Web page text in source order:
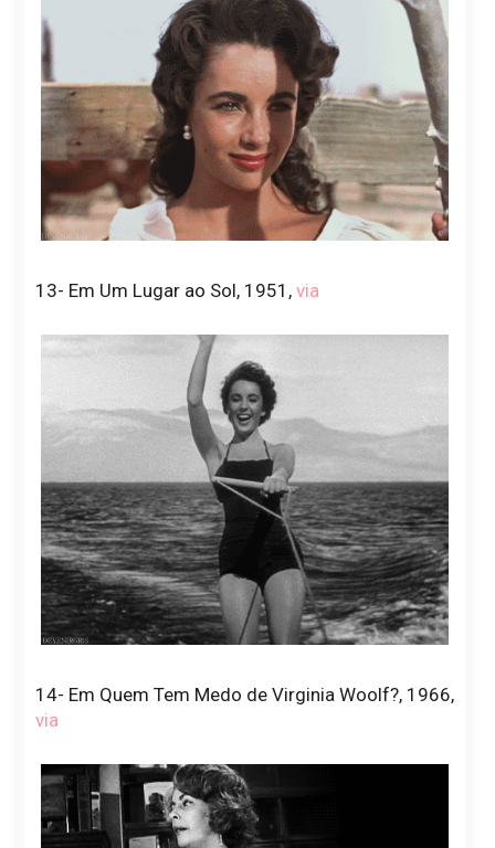
13- Em Um Lugar ao Sol, 1951, via
14- Em Quem Tem Medo de Virginia Woolf?, 1966,
via